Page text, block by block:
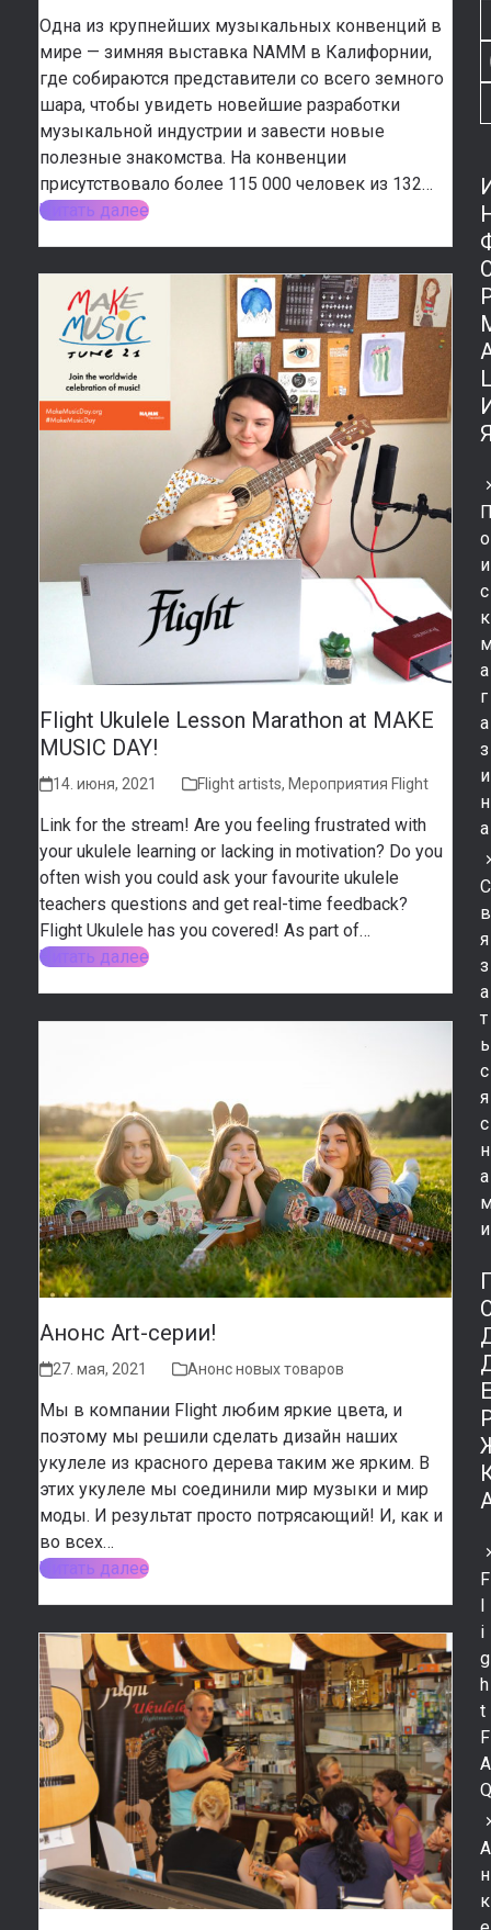
Одна из крупнейших музыкальных конвенций в
мире — зимняя выставка NAMM в Калифорнии,
где собираются представители со всего земного
шара, чтобы увидеть новейшие разработки
музыкальной индустрии и завести новые
полезные знакомства. На конвенции
присутствовало более 115 000 человек из 132…
Читать далее
Flight Ukulele Lesson Marathon at MAKE
MUSIC DAY!
14. июня, 2021 Flight artists, Мероприятия Flight
Link for the stream! Are you feeling frustrated with
your ukulele learning or lacking in motivation? Do you
often wish you could ask your favourite ukulele
teachers questions and get real-time feedback?
Flight Ukulele has you covered! As part of…
Читать далее
Анонс Art-серии!
27. мая, 2021 Анонс новых товаров
Мы в компании Flight любим яркие цвета, и
поэтому мы решили сделать дизайн наших
укулеле из красного дерева таким же ярким. В
этих укулеле мы соединили мир музыки и мир
моды. И результат просто потрясающий! И, как и
во всех…
Читать далее
о
и
с
к
а
г
а
з
и
н
а
С
в
я
з
а
т
ь
с
я
с
н
а
и
F
l
i
g
h
t
F
A
А
н
к